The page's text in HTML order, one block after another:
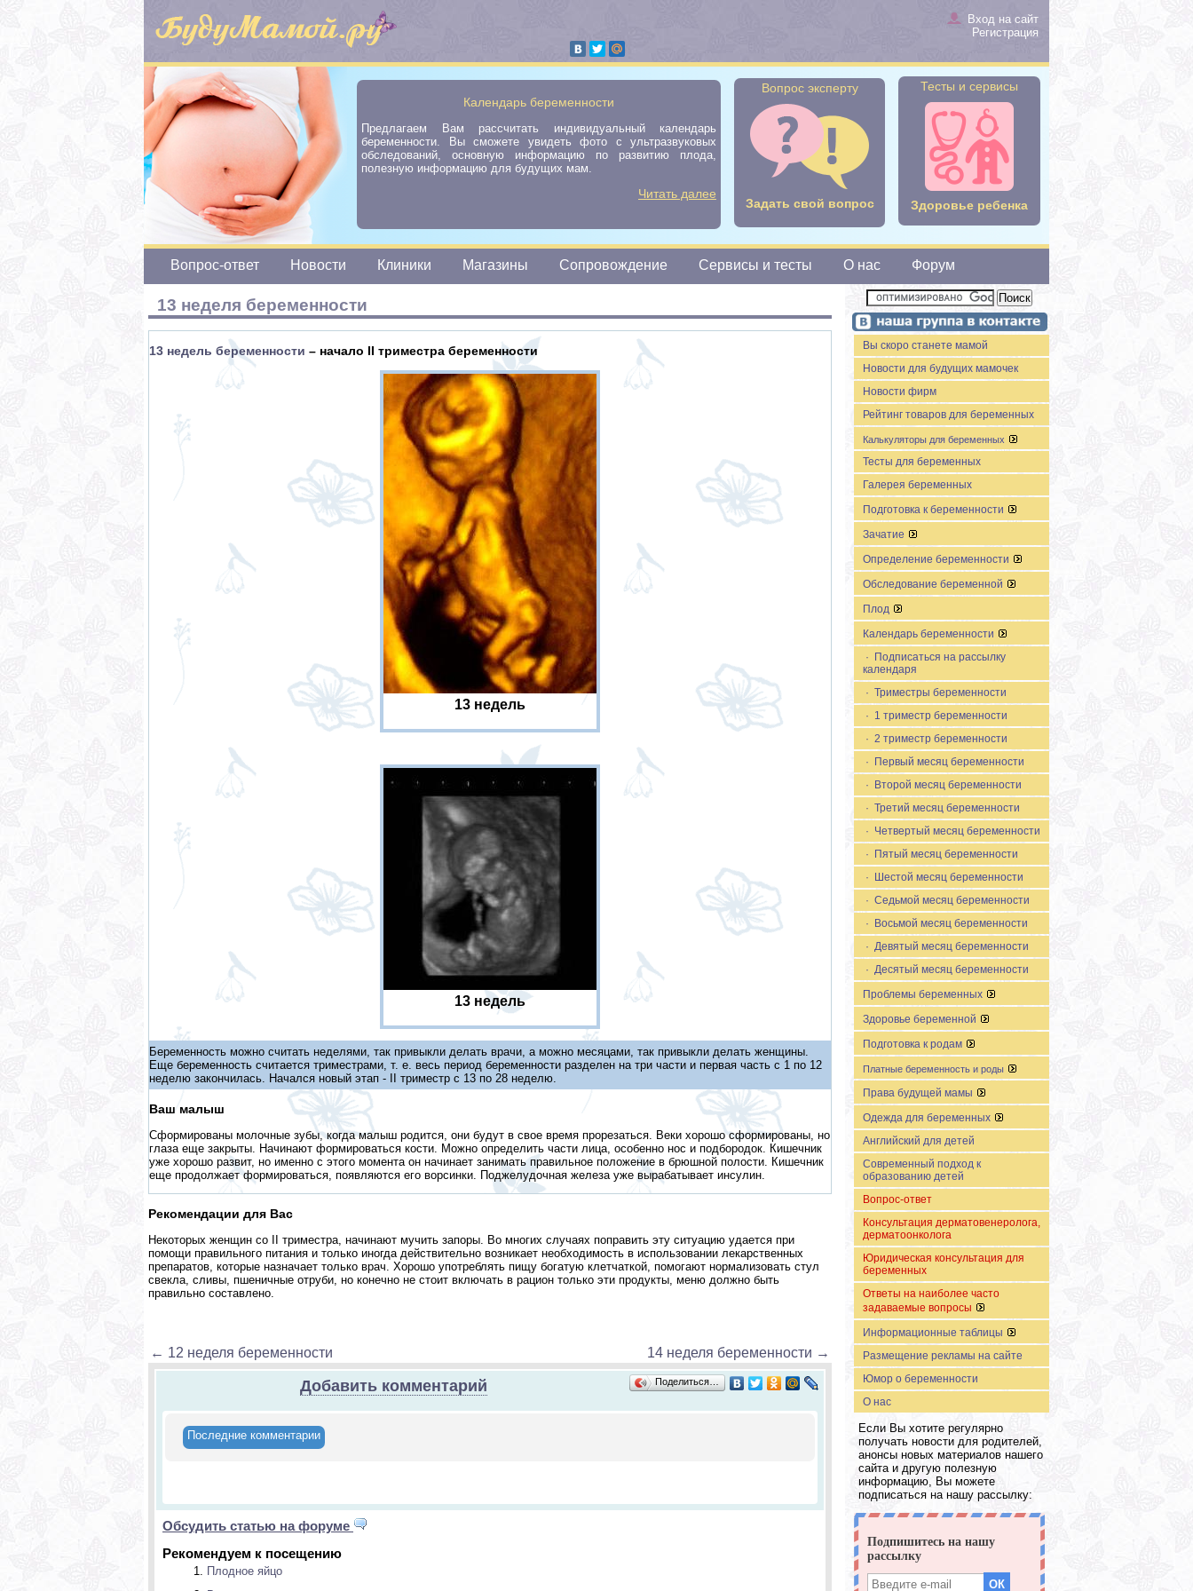
Вход на сайт
Регистрация
Календарь беременности
Предлагаем Вам рассчитать индивидуальный календарь
беременности. Вы сможете увидеть фото с ультразвуковых
обследований, основную информацию по развитию плода,
полезную информацию для будущих мам.
Читать далее
Вопрос эксперту
Задать свой вопрос
Тесты и сервисы
Здоровье ребенка
Вопрос-ответ Новости Клиники Магазины Сопровождение Сервисы и тесты О нас Форум
13 неделя беременности
13 недель беременности – начало II триместра беременности
13 недель
13 недель
Беременность можно считать неделями, так привыкли делать врачи, а можно месяцами, так привыкли делать женщины.
Еще беременность считается триместрами, т. е. весь период беременности разделен на три части и первая часть с 1 по 12
неделю закончилась. Начался новый этап - II триместр с 13 по 28 неделю.
Ваш малыш
Сформированы молочные зубы, когда малыш родится, они будут в свое время прорезаться. Веки хорошо сформированы, но
глаза еще закрыты. Начинают формироваться кости. Можно определить части лица, особенно нос и подбородок. Кишечник
уже хорошо развит, но именно с этого момента он начинает занимать правильное положение в брюшной полости. Кишечник
еще продолжает формироваться, появляются его ворсинки. Поджелудочная железа уже вырабатывает инсулин.
Рекомендации для Вас
Некоторых женщин со II триместра, начинают мучить запоры. Во многих случаях поправить эту ситуацию удается при
помощи правильного питания и только иногда действительно возникает необходимость в использовании лекарственных
препаратов, которые назначает только врач. Хорошо употреблять пищу богатую клетчаткой, помогают нормализовать стул
свекла, сливы, пшеничные отруби, но конечно не стоит включать в рацион только эти продукты, меню должно быть
правильно составлено.
← 12 неделя беременности 14 неделя беременности →
Поделиться…
Добавить комментарий
Последние комментарии
Обсудить статью на форуме
Рекомендуем к посещению
Плодное яйцо
Вы скоро станете мамой
Новости для будущих мамочек
Новости фирм
Рейтинг товаров для беременных
Калькуляторы для беременных
Тесты для беременных
Галерея беременных
Подготовка к беременности
Зачатие
Определение беременности
Обследование беременной
Плод
Календарь беременности
· Подписаться на рассылку
календаря
· Триместры беременности
· 1 триместр беременности
· 2 триместр беременности
· Первый месяц беременности
· Второй месяц беременности
· Третий месяц беременности
· Четвертый месяц беременности
· Пятый месяц беременности
· Шестой месяц беременности
· Седьмой месяц беременности
· Восьмой месяц беременности
· Девятый месяц беременности
· Деcятый месяц беременности
Проблемы беременных
Здоровье беременной
Подготовка к родам
Платные беременность и роды
Права будущей мамы
Одежда для беременных
Английский для детей
Современный подход к
образованию детей
Вопрос-ответ
Консультация дерматовенеролога,
дерматоонколога
Юридическая консультация для
беременных
Ответы на наиболее часто
задаваемые вопросы
Информационные таблицы
Размещение рекламы на сайте
Юмор о беременности
О нас
Если Вы хотите регулярно
получать новости для родителей,
анонсы новых материалов нашего
сайта и другую полезную
информацию, Вы можете
подписаться на нашу рассылку: